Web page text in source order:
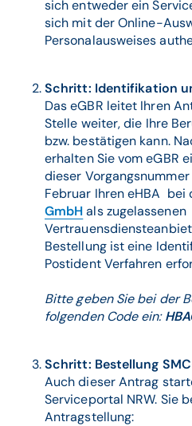
sich entweder ein
sich mit der Online-
Personalausweises
Schritt: Identifikation
Das eGBR leitet Ihren
Stelle weiter, die Ihre
bzw. bestätigen kann.
erhalten Sie vom eGBR
dieser
Februar Ihren eHBA bei
GmbHals zugelassenen
Bestellung ist eine
Postident Verfahren
Bitte geben Sie bei der
folgenden Code ein:
Schritt: Bestellung
Auch dieser Antrag
Serviceportal NRW. Sie
Antragstellung: